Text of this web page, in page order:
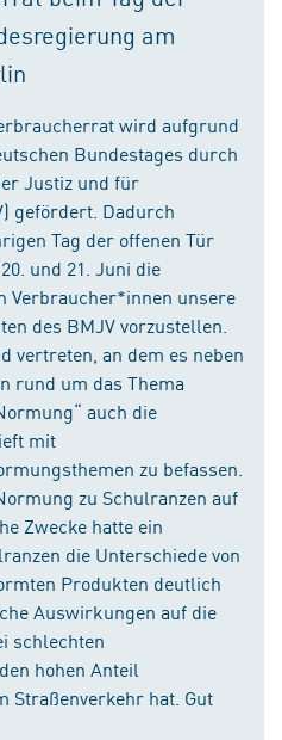
am
wird aufgrund
Bundestages durch
Justiz und für
gefördert. Dadurch
Tag der offenen Tür
und 21. Juni die
Verbraucher*innen unsere
des BMJV vorzustellen.
vertreten, an dem es neben
rund um das Thema
auch die
mit
zu befassen.
zu Schulranzen auf
Zwecke hatte ein
die Unterschiede von
Produkten deutlich
Auswirkungen auf die
schlechten
hohen Anteil
Straßenverkehr hat. Gut